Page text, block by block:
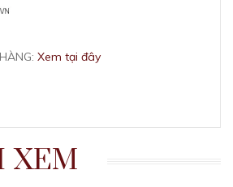
Xem tại đây
XEM